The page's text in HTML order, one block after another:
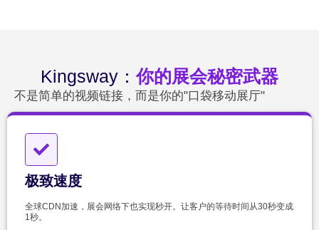
Kingsway：你的展会秘密武器
不是简单的视频链接，而是你的"口袋移动展厅"
极致速度
全球CDN加速，展会网络下也实现秒开。让客户的等待时间从30秒变成
1秒。